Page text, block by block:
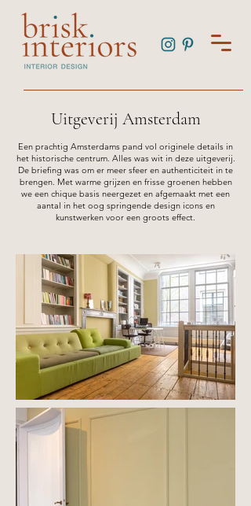
Uitgeverij Amsterdam
Een prachtig Amsterdams pand vol originele details in
het historische centrum. Alles was wit in deze uitgeverij.
De briefing was om er meer sfeer en authenticiteit in te
brengen. Met warme grijzen en frisse groenen hebben
we een chique basis neergezet en afgemaakt met een
aantal in het oog springende design icons en
kunstwerken voor een groots effect.